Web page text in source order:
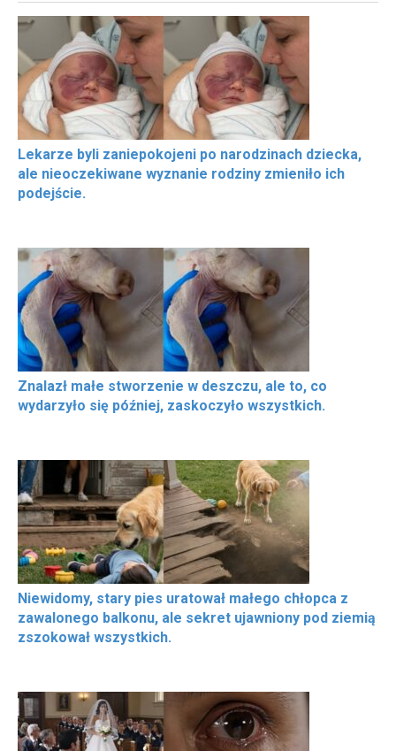
Lekarze byli zaniepokojeni po narodzinach dziecka,
ale nieoczekiwane wyznanie rodziny zmieniło ich
podejście.
Znalazł małe stworzenie w deszczu, ale to, co
wydarzyło się później, zaskoczyło wszystkich.
Niewidomy, stary pies uratował małego chłopca z
zawalonego balkonu, ale sekret ujawniony pod ziemią
zszokował wszystkich.